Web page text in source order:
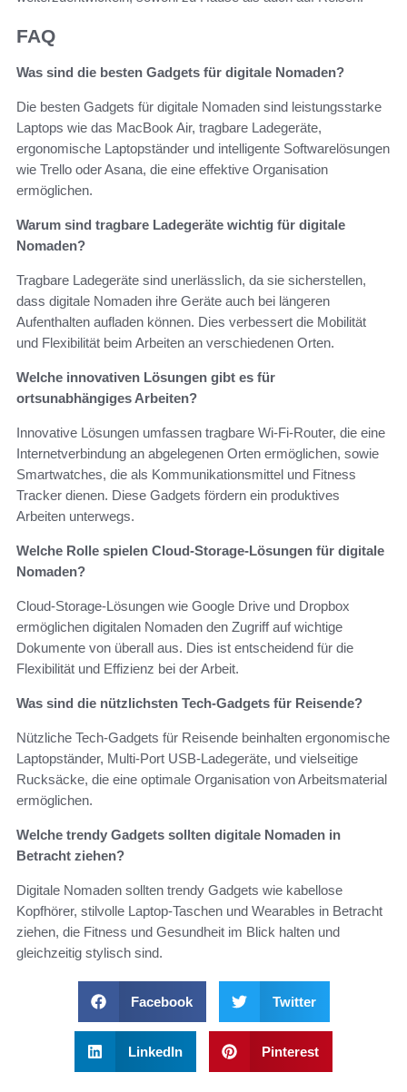
FAQ
Was sind die besten Gadgets für digitale Nomaden?
Die besten Gadgets für digitale Nomaden sind leistungsstarke
Laptops wie das MacBook Air, tragbare Ladegeräte,
ergonomische Laptopständer und intelligente Softwarelösungen
wie Trello oder Asana, die eine effektive Organisation
ermöglichen.
Warum sind tragbare Ladegeräte wichtig für digitale
Nomaden?
Tragbare Ladegeräte sind unerlässlich, da sie sicherstellen,
dass digitale Nomaden ihre Geräte auch bei längeren
Aufenthalten aufladen können. Dies verbessert die Mobilität
und Flexibilität beim Arbeiten an verschiedenen Orten.
Welche innovativen Lösungen gibt es für
ortsunabhängiges Arbeiten?
Innovative Lösungen umfassen tragbare Wi-Fi-Router, die eine
Internetverbindung an abgelegenen Orten ermöglichen, sowie
Smartwatches, die als Kommunikationsmittel und Fitness
Tracker dienen. Diese Gadgets fördern ein produktives
Arbeiten unterwegs.
Welche Rolle spielen Cloud-Storage-Lösungen für digitale
Nomaden?
Cloud-Storage-Lösungen wie Google Drive und Dropbox
ermöglichen digitalen Nomaden den Zugriff auf wichtige
Dokumente von überall aus. Dies ist entscheidend für die
Flexibilität und Effizienz bei der Arbeit.
Was sind die nützlichsten Tech-Gadgets für Reisende?
Nützliche Tech-Gadgets für Reisende beinhalten ergonomische
Laptopständer, Multi-Port USB-Ladegeräte, und vielseitige
Rucksäcke, die eine optimale Organisation von Arbeitsmaterial
ermöglichen.
Welche trendy Gadgets sollten digitale Nomaden in
Betracht ziehen?
Digitale Nomaden sollten trendy Gadgets wie kabellose
Kopfhörer, stilvolle Laptop-Taschen und Wearables in Betracht
ziehen, die Fitness und Gesundheit im Blick halten und
gleichzeitig stylisch sind.
Facebook Twitter
LinkedIn Pinterest